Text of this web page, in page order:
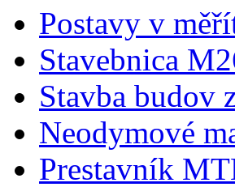
Postavy v
Stavebnica
Stavba budov
Neodymové
Prestavník